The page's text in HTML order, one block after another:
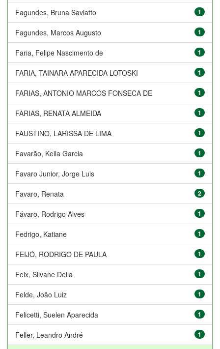
Fagundes, Bruna Saviatto 1
Fagundes, Marcos Augusto 1
Faria, Felipe Nascimento de 1
FARIA, TAINARA APARECIDA LOTOSKI 1
FARIAS, ANTONIO MARCOS FONSECA DE 1
FARIAS, RENATA ALMEIDA 1
FAUSTINO, LARISSA DE LIMA 1
Favarão, Keila Garcia 1
Favaro Junior, Jorge Luis 1
Favaro, Renata 2
Fávaro, Rodrigo Alves 1
Fedrigo, Katiane 1
FEIJÓ, RODRIGO DE PAULA 1
Feix, Silvane Deila 1
Felde, João Luiz 1
Felicetti, Suelen Aparecida 1
Feller, Leandro André 1